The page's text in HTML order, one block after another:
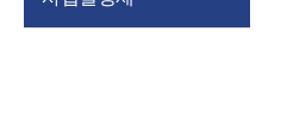
(레드휘슬)